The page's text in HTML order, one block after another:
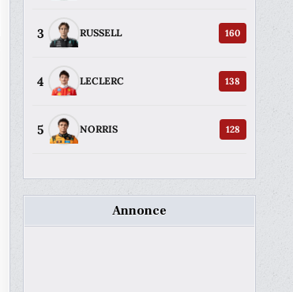
3 RUSSELL 160
4 LECLERC 138
5 NORRIS 128
Annonce